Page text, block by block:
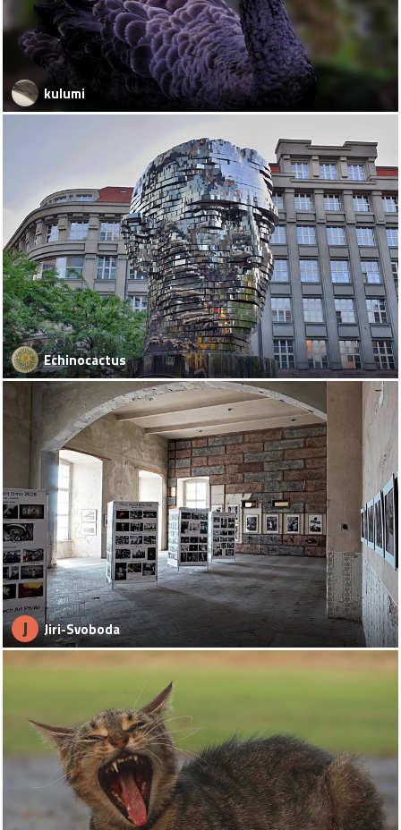
kulumi
Echinocactus
J Jiri-Svoboda